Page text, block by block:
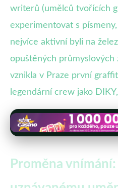
writerů (umělců tvořících
experimentovat s
nejvíce aktivní byli na
opuštěných průmyslových
vznikla v Praze první
legendární crew jako
Proměna